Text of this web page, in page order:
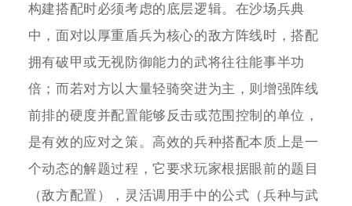
构建搭配时必须考虑的底层逻辑。在沙场兵典
中，面对以厚重盾兵为核心的敌方阵线时，搭配
拥有破甲或无视防御能力的武将往往能事半功
倍；而若对方以大量轻骑突进为主，则增强阵线
前排的硬度并配置能够反击或范围控制的单位，
是有效的应对之策。高效的兵种搭配本质上是一
个动态的解题过程，它要求玩家根据眼前的题目
（敌方配置），灵活调用手中的公式（兵种与武